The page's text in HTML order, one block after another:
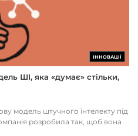
ІННОВАЦІЇ
ШІ, яка «думає» стільки,
модель штучного інтелекту під
розробила так, щоб вона